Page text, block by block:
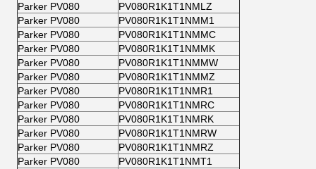
Parker PV080
PV080R1K1T1NMLZ
Parker PV080
PV080R1K1T1NMM1
Parker PV080
PV080R1K1T1NMMC
Parker PV080
PV080R1K1T1NMMK
Parker PV080
PV080R1K1T1NMMW
Parker PV080
PV080R1K1T1NMMZ
Parker PV080
PV080R1K1T1NMR1
Parker PV080
PV080R1K1T1NMRC
Parker PV080
PV080R1K1T1NMRK
Parker PV080
PV080R1K1T1NMRW
Parker PV080
PV080R1K1T1NMRZ
Parker PV080
PV080R1K1T1NMT1